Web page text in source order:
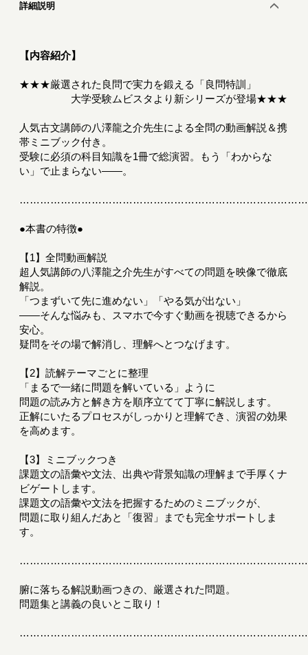
詳細説明
【内容紹介】
★★★厳選された良問で実力を鍛える「良問特訓」
大学受験ムビスタより新シリーズが登場★★★
人気古文講師の八澤龍之介先生による全問の動画解説＆携
帯ミニブック付き。
受験に必須の科目知識を1冊で総演習。もう「わからな
い」で止まらない――。
●本書の特徴●
【1】全問動画解説
超人気講師の八澤龍之介先生がすべての問題を映像で徹底
解説。
「つまずいて先に進めない」「やる気が出ない」
――そんな悩みも、スマホで今すぐ動画を視聴できるから
安心。
疑問をその場で解消し、理解へとつなげます。
【2】読解テーマごとに整理
「まるで一緒に問題を解いている」ように
問題の読み方と解き方を順序立てて丁寧に解説します。
正解にいたるプロセスがしっかりと理解でき、演習の効果
を高めます。
【3】ミニブックつき
課題文の語彙や文法、出典や背景知識の理解まで手厚くナ
ビゲートします。
課題文の語彙や文法を把握するためのミニブックが、
問題に取り組んだあと「復習」までも完全サポートしま
す。
腑に落ちる解説動画つきの、厳選された問題。
問題集と講義の良いとこ取り！